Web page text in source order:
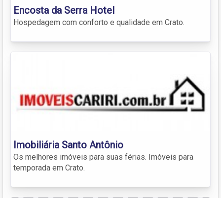
Encosta da Serra Hotel
Hospedagem com conforto e qualidade em Crato.
Imobiliária Santo Antônio
Os melhores imóveis para suas férias. Imóveis para
temporada em Crato.